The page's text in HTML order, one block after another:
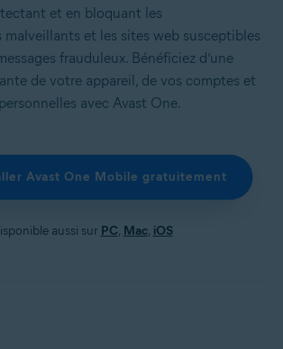
et en bloquant les
et les sites web susceptibles
frauduleux. Bénéficiez d’une
de votre appareil, de vos comptes et
avec Avast One.
Avast One Mobile gratuitement
aussi sur PC, Mac, iOS